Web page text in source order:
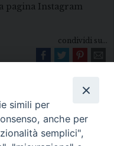
pagina Instagram
condividi su...
simili per
anche per
semplici",